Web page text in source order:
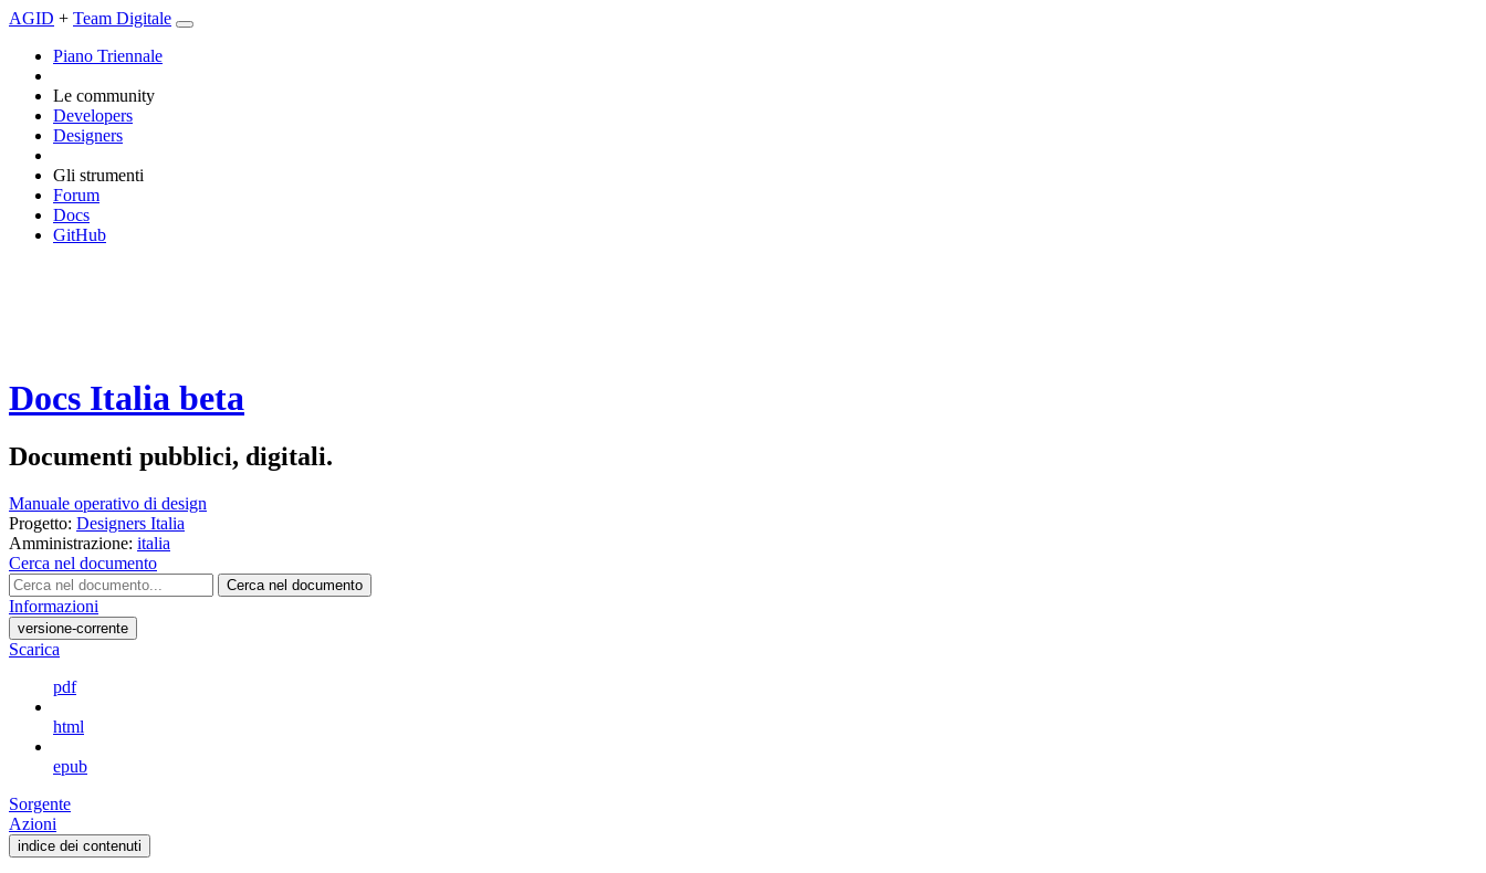
AGID + Team Digitale
Piano Triennale
Le community
Developers
Designers
Gli strumenti
Forum
Docs
GitHub
Docs Italia beta
Documenti pubblici, digitali.
Manuale operativo di design
Progetto: Designers Italia
Amministrazione: italia
Cerca nel documento
Cerca nel documento
Informazioni
versione-corrente
Scarica
pdf
html
epub
Sorgente
Azioni
indice dei contenuti